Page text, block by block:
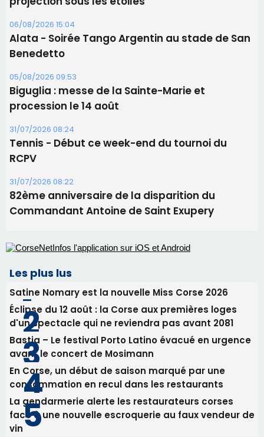
Les brèves
06/08/2026 15:57
Ucciani – Marché des producteurs à Cruculi le
11 août
06/08/2026 15:25
Corte – L’association A Nuciola organise une
projection sous les étoiles
06/08/2026 15:04
Alata - Soirée Tango Argentin au stade de San
Benedetto
05/08/2026 09:53
procession le 14 août
31/07/2026 08:24
Tennis - Début ce week-end du tournoi du
RCPV
31/07/2026 08:22
82ème anniversaire de la disparition du
Commandant Antoine de Saint Exupery
Les plus lus
Satine Nomary est la nouvelle Miss Corse 2026